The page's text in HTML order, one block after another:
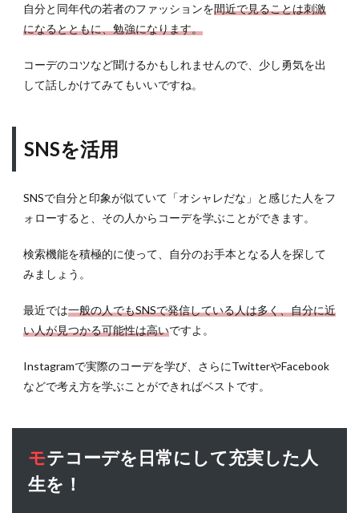
自分と同年代の若者のファッションを間近で見ることは刺激
になるとともに、勉強になります。
コーデのコツなど聞けるかもしれませんので、少し勇気を出
して話しかけてみてもいいですね。
SNSを活用
SNSで自分と印象が似ていて「オシャレだな」と感じた人をフ
ォローすると、その人からコーデを学ぶことができます。
検索機能を積極的に使って、自分のお手本となる人を探して
みましょう。
最近では一般の人でもSNSで発信している人は多く、自分に近
い人が見つかる可能性は高いですよ。
Instagramで実際のコーデを学び、さらにTwitterやFacebook
などで考え方を学ぶことができればベストです。
モテコーデを日常にして充実した人
生を！